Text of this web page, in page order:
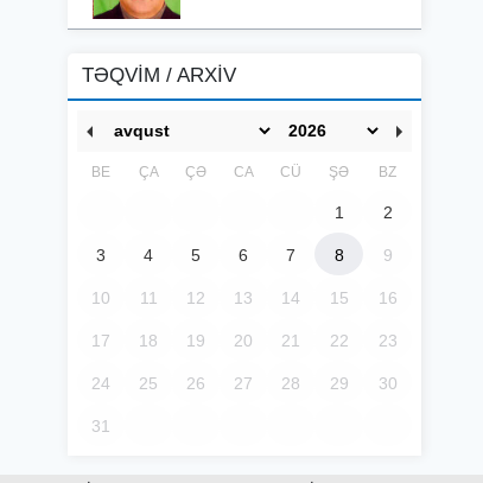
TƏQVİM / ARXİV
BE ÇA ÇƏ CA CÜ ŞƏ BZ
1 2
3 4 5 6 7 8 9
10 11 12 13 14 15 16
17 18 19 20 21 22 23
24 25 26 27 28 29 30
31